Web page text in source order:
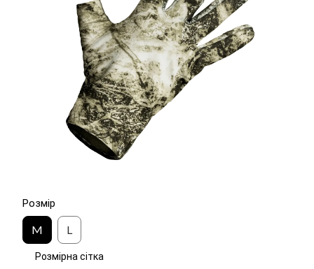
Розмір
M L
Розмірна сітка